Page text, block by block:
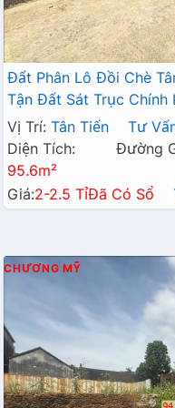
Đất Phân Lô Đồi Chè
Tận Đất Sát Trục Chính
Xã Ngay Gần QL21A
Vị Trí: Tân Tiến Tư
Diện Tích:
95.6m²
Đường
Giá:2-2.5 TỉĐã Có Sổ
CHƯƠNG MỸ